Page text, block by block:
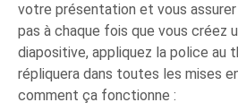
votre présentation et vous
pas à chaque fois que vous créez
diapositive, appliquez la police au
répliquera dans toutes les mises
comment ça fonctionne :